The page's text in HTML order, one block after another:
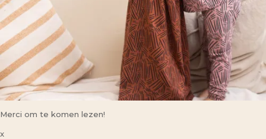
Merci om te komen lezen!
x